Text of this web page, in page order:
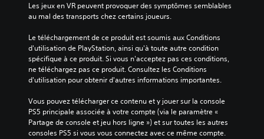
Les jeux en VR peuvent provoquer des symptômes semblables
au mal des transports chez certains joueurs.
Le téléchargement de ce produit est soumis aux Conditions
d'utilisation de PlayStation, ainsi qu'à toute autre condition
spécifique à ce produit. Si vous n'acceptez pas ces conditions,
ne téléchargez pas ce produit. Consultez les Conditions
d'utilisation pour obtenir d'autres informations importantes.
Vous pouvez télécharger ce contenu et y jouer sur la console
PS5 principale associée à votre compte (via le paramètre «
Partage de console et jeu hors ligne ») et sur toutes les autres
consoles PS5 si vous vous connectez avec ce même compte.